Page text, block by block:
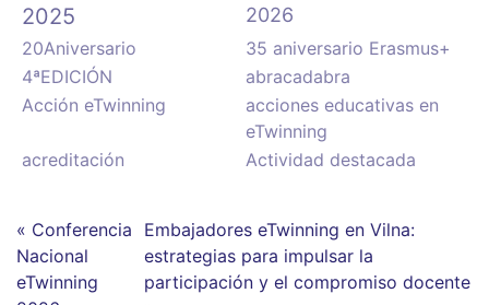
2025 2026
20Aniversario
35 aniversario Erasmus+
4ªEDICIÓN
abracadabra
Acción eTwinning
acciones educativas en
eTwinning
acreditación
Actividad destacada
« Conferencia
Nacional
eTwinning
Embajadores eTwinning en Vilna:
estrategias para impulsar la
participación y el compromiso docente